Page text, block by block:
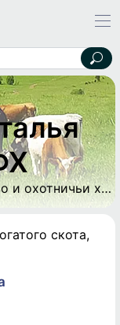
Прокопьева Наталья Викторовна, КФХ
хозяйства
скота,